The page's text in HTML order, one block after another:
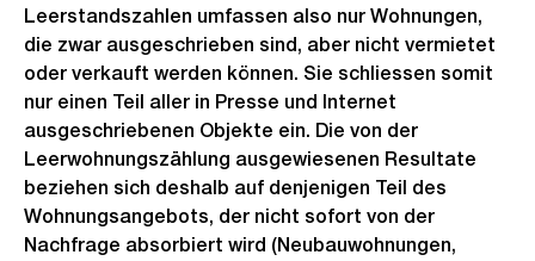
Leerstandszahlen umfassen also nur Wohnungen,
die zwar ausgeschrieben sind, aber nicht vermietet
oder verkauft werden können. Sie schliessen somit
nur einen Teil aller in Presse und Internet
ausgeschriebenen Objekte ein. Die von der
Leerwohnungszählung ausgewiesenen Resultate
beziehen sich deshalb auf denjenigen Teil des
Wohnungsangebots, der nicht sofort von der
Nachfrage absorbiert wird (Neubauwohnungen,